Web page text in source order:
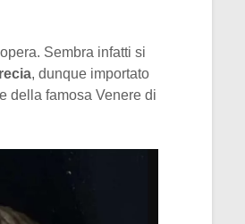
Sembra infatti si
, dunque importato
della famosa Venere di